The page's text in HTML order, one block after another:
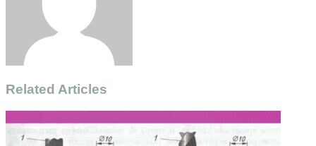
Related Articles